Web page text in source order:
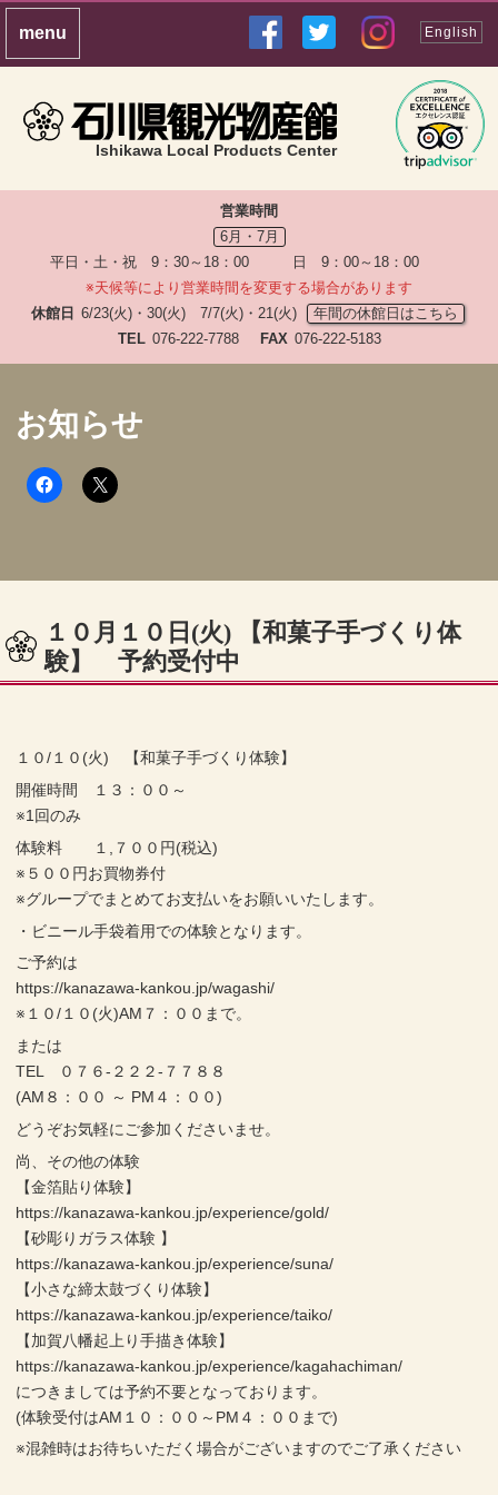
Ishikawa Local Products Center
English
営業時間
6月・7月
平日・土・祝 9：30～18：00 日 9：00～18：00
※天候等により営業時間を変更する場合があります
休館日 6/23(火)・30(火) 7/7(火)・21(火)
年間の休館日はこちら
TEL 076-222-7788 FAX 076-222-5183
お知らせ
１０月１０日(火) 【和菓子手づくり体
験】 予約受付中
１０/１０(火) 【和菓子手づくり体験】
開催時間 １３：００～
※1回のみ
体験料 １,７００円(税込)
※５００円お買物券付
※グループでまとめてお支払いをお願いいたします。
・ビニール手袋着用での体験となります。
ご予約は
https://kanazawa-kankou.jp/wagashi/
※１０/１０(火)AM７：００まで。
または
TEL ０７６-２２２-７７８８
(AM８：００ ～ PM４：００)
どうぞお気軽にご参加くださいませ。
尚、その他の体験
【金箔貼り体験】
https://kanazawa-kankou.jp/experience/gold/
【砂彫りガラス体験 】
https://kanazawa-kankou.jp/experience/suna/
【小さな締太鼓づくり体験】
https://kanazawa-kankou.jp/experience/taiko/
【加賀八幡起上り手描き体験】
https://kanazawa-kankou.jp/experience/kagahachiman/
につきましては予約不要となっております。
(体験受付はAM１０：００～PM４：００まで)
※混雑時はお待ちいただく場合がございますのでご了承ください